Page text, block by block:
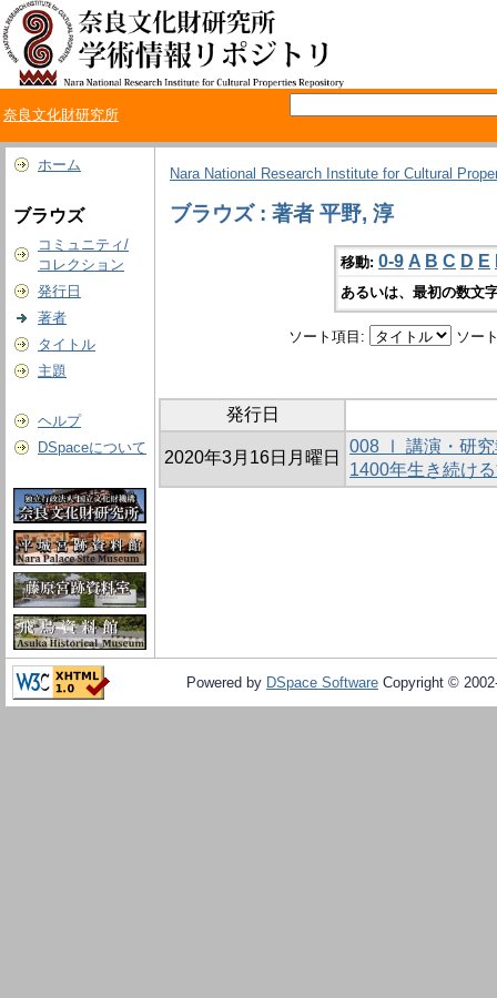
奈良文化財研究所
ホーム
ブラウズ
コミュニティ/
コレクション
発行日
著者
タイトル
主題
ヘルプ
DSpaceについて
Nara National Research Institute for Cultural
ブラウズ : 著者 平野, 淳
移動: 0-9 A B C D E
あるいは、最初の数文
ソート項目: ソー
発行日
2020年3月16日月曜日
008 Ⅰ 講演・研
1400年生き続け
Powered by DSpace Software Copyright ©